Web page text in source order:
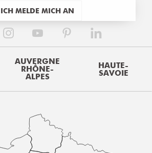
ICH MELDE MICH AN
AUVERGNE
RHÔNE-
ALPES
HAUTE-
SAVOIE